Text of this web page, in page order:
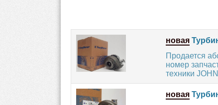
новая
Продается
номер
техники
новая